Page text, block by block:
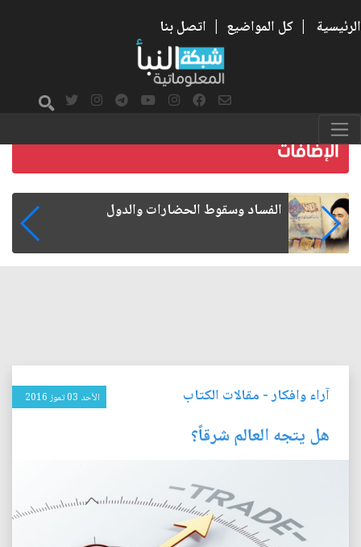
الرئيسية | كل المواضيع | اتصل بنا
رواتب الموظفين على صفيح ساخن
آراء وافكار- مقالات الكتاب الأحد 03 تموز 2016
هل يتجه العالم شرقاً؟